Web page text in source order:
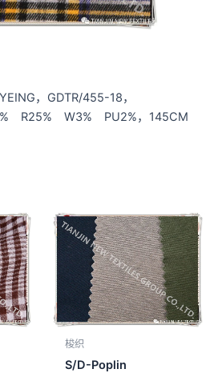
，GDTR/455-18，
R25% W3% PU2%，145CM
梭织
S/D-Poplin